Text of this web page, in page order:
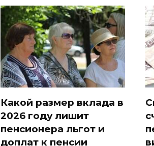
Какой размер вклада в
2026 году лишит
пенсионера льгот и
доплат к пенсии